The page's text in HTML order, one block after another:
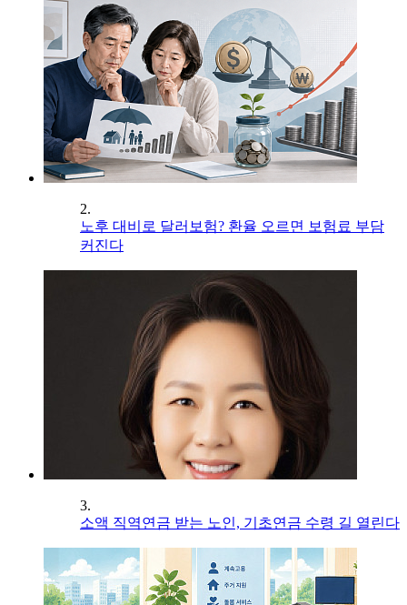
2.
노후 대비로 달러보험? 환율 오르면 보험료 부담
커진다
3.
소액 직역연금 받는 노인, 기초연금 수령 길 열린다